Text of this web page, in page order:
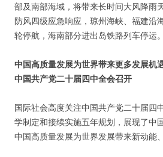
部及南部海域，将带来长时间大风降雨
防风四级应急响应，琼州海峡、福建沿
轮停航，海南部分进出岛铁路列车停运。
中国高质量发展为世界带来更多发展
中国共产党二十届四中全会召开
国际社会高度关注中国共产党二十届四
学制定和接续实施五年规划，展现了中
中国高质量发展为世界发展带来新动能